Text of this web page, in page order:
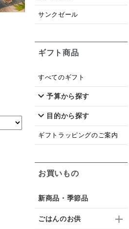
サンクゼール
ギフト商品
すべてのギフト
予算から探す
目的から探す
ギフトラッピングのご案内
お買いもの
新商品・季節品
ごはんのお供